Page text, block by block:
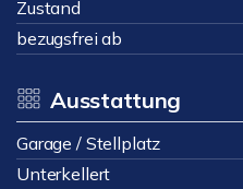
Zustand
bezugsfrei ab
Ausstattung
Garage / Stellplatz
Unterkellert